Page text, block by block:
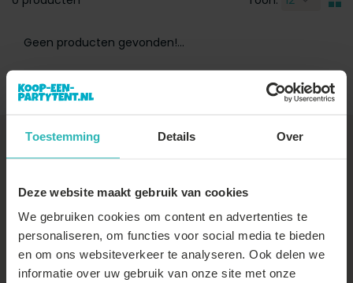
Toestemming Details Over
Deze website maakt gebruik van cookies
We gebruiken cookies om content en advertenties te
personaliseren, om functies voor social media te bieden
en om ons websiteverkeer te analyseren. Ook delen we
informatie over uw gebruik van onze site met onze
Geen producten gevonden!...
betalingof
op onzeklantenservice
pagina